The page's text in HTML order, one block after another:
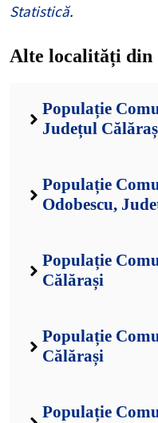
Statistică.
Alte localități din
Populație
Județul
Populație
Odobescu,
Populație
Călărași
Populație
Călărași
Populație